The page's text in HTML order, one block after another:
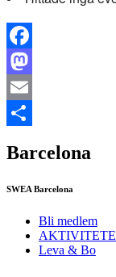
Facebook
Mastodon
Email
Barcelona
SWEA Barcelona
Bli medlem
Leva & Bo